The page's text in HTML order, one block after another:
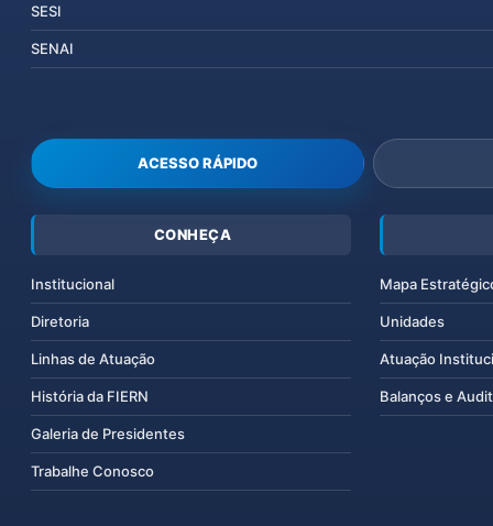
SESI
SENAI
ACESSO RÁPIDO
CONHEÇA
Institucional
Diretoria
Linhas de Atuação
História da FIERN
Galeria de Presidentes
Trabalhe Conosco
Mapa
Unidades
Atuação
Balanços e